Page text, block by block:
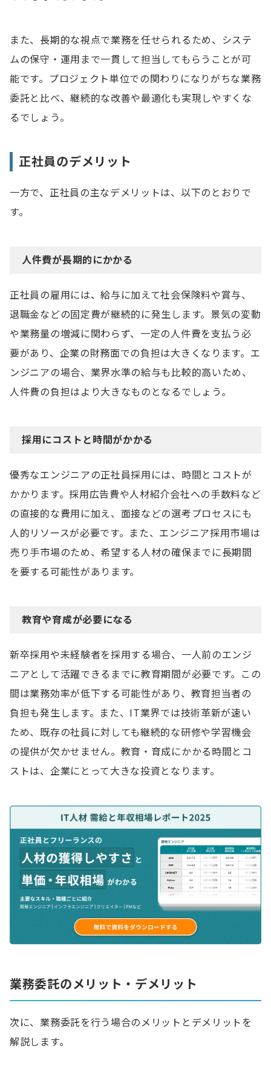
また、長期的な視点で業務を任せられるため、システ
ムの保守・運用まで一貫して担当してもらうことが可
能です。プロジェクト単位での関わりになりがちな業務
委託と比べ、継続的な改善や最適化も実現しやすくな
るでしょう。
正社員のデメリット
一方で、正社員の主なデメリットは、以下のとおりで
す。
人件費が長期的にかかる
正社員の雇用には、給与に加えて社会保険料や賞与、
退職金などの固定費が継続的に発生します。景気の変動
や業務量の増減に関わらず、一定の人件費を支払う必
要があり、企業の財務面での負担は大きくなります。エ
ンジニアの場合、業界水準の給与も比較的高いため、
人件費の負担はより大きなものとなるでしょう。
採用にコストと時間がかかる
優秀なエンジニアの正社員採用には、時間とコストが
かかります。採用広告費や人材紹介会社への手数料など
の直接的な費用に加え、面接などの選考プロセスにも
人的リソースが必要です。また、エンジニア採用市場は
売り手市場のため、希望する人材の確保までに長期間
を要する可能性があります。
教育や育成が必要になる
新卒採用や未経験者を採用する場合、一人前のエンジ
ニアとして活躍できるまでに教育期間が必要です。この
間は業務効率が低下する可能性があり、教育担当者の
負担も発生します。また、IT業界では技術革新が速い
ため、既存の社員に対しても継続的な研修や学習機会
の提供が欠かせません。教育・育成にかかる時間とコ
ストは、企業にとって大きな投資となります。
業務委託のメリット・デメリット
次に、業務委託を行う場合のメリットとデメリットを
解説します。